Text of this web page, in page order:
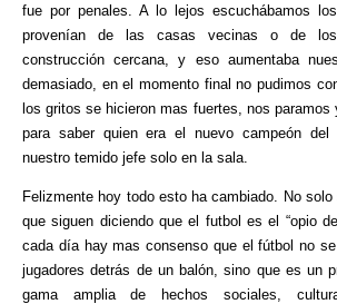
fue por penales. A lo lejos escuchábamos
provenían de las casas vecinas o de
construcción cercana, y eso aumentaba
demasiado, en el momento final no pudimos
los gritos se hicieron mas fuertes, nos paramos
para saber quien era el nuevo campeón del
nuestro temido jefe solo en la sala.
Felizmente hoy todo esto ha cambiado. No
que siguen diciendo que el futbol es el “opio
cada día hay mas consenso que el fútbol no
jugadores detrás de un balón, sino que es un
gama amplia de hechos sociales,